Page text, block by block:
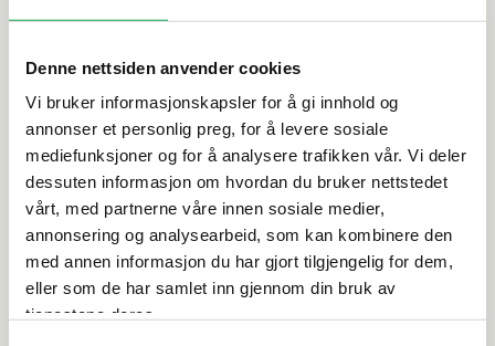
Denne nettsiden anvender cookies
Vi bruker informasjonskapsler for å gi innhold og
annonser et personlig preg, for å levere sosiale
mediefunksjoner og for å analysere trafikken vår. Vi deler
dessuten informasjon om hvordan du bruker nettstedet
vårt, med partnerne våre innen sosiale medier,
annonsering og analysearbeid, som kan kombinere den
med annen informasjon du har gjort tilgjengelig for dem,
eller som de har samlet inn gjennom din bruk av
tjenestene deres.
Produktinformasjon
Spesifikasjoner
Rengjøring og vedlikehold
Leveringsinformasjon
Dokumentasjon